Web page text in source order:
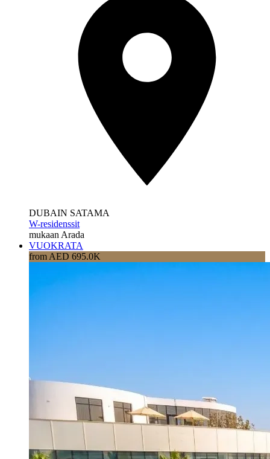
DUBAIN SATAMA
W-residenssit
mukaan Arada
VUOKRATA
from AED 695.0K